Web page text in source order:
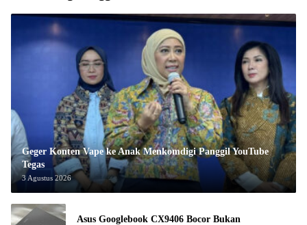
Geger Konten Vape ke Anak Menkomdigi Panggil YouTube
Tegas
3 Agustus 2026
Asus Googlebook CX9406 Bocor Bukan